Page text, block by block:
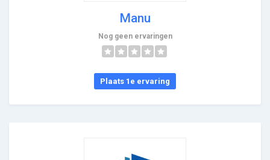
Manu
Nog geen ervaringen
Plaats 1e ervaring